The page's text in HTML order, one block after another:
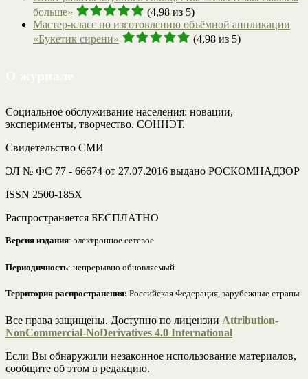
больше»
(4,98 из 5)
Мастер-класс по изготовлению объёмной аппликации
«Букетик сирени»
(4,98 из 5)
Социальное обслуживание населения: новации,
эксперименты, творчество. СОННЭТ.
Свидетельство СМИ
ЭЛ № ФС 77 - 66674 от 27.07.2016 выдано РОСКОМНАДЗОР
ISSN 2500-185Х
Распространяется БЕСПЛАТНО
Версия издания: электронное сетевое
Периодичность: непрерывно обновляемый
Территория распространения: Российская Федерация, зарубежные страны
Все права защищены. Доступно по лицензии Attribution-
NonCommercial-NoDerivatives 4.0 International
Если Вы обнаружили незаконное использование материалов,
сообщите об этом в редакцию.